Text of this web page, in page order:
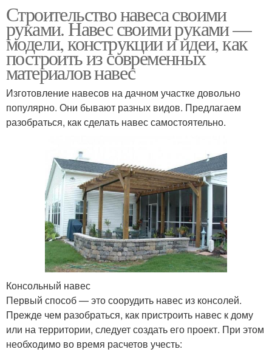
Строительство навеса своими
руками. Навес своими руками —
модели, конструкции и идеи, как
построить из современных
материалов навес
Изготовление навесов на дачном участке довольно
популярно. Они бывают разных видов. Предлагаем
разобраться, как сделать навес самостоятельно.
Консольный навес
Первый способ — это соорудить навес из консолей.
Прежде чем разобраться, как пристроить навес к дому
или на территории, следует создать его проект. При этом
необходимо во время расчетов учесть: